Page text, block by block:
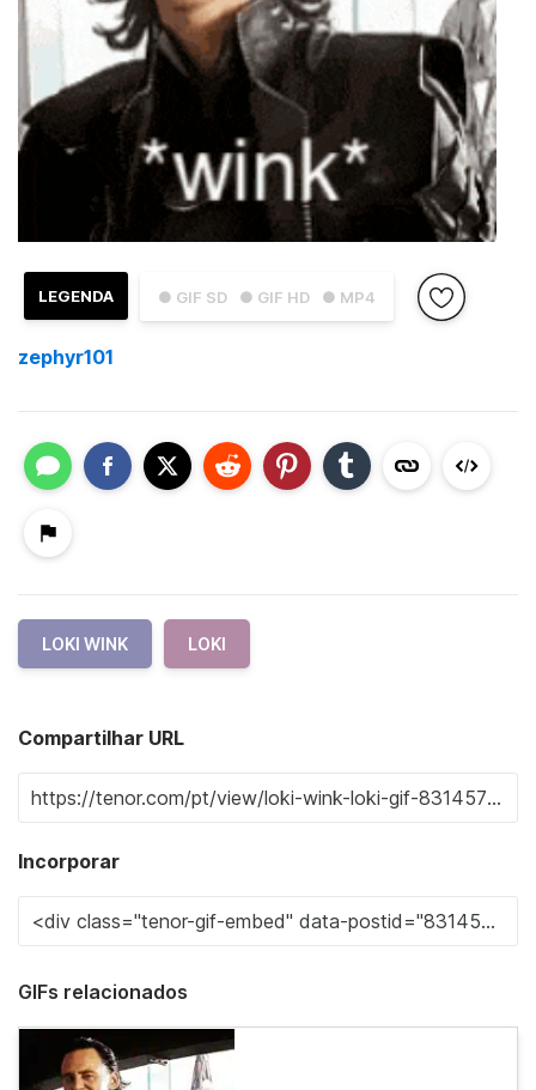
● GIF SD ● GIF HD ● MP4
LEGENDA
zephyr101
LOKI WINK LOKI
Compartilhar URL
Incorporar
GIFs relacionados